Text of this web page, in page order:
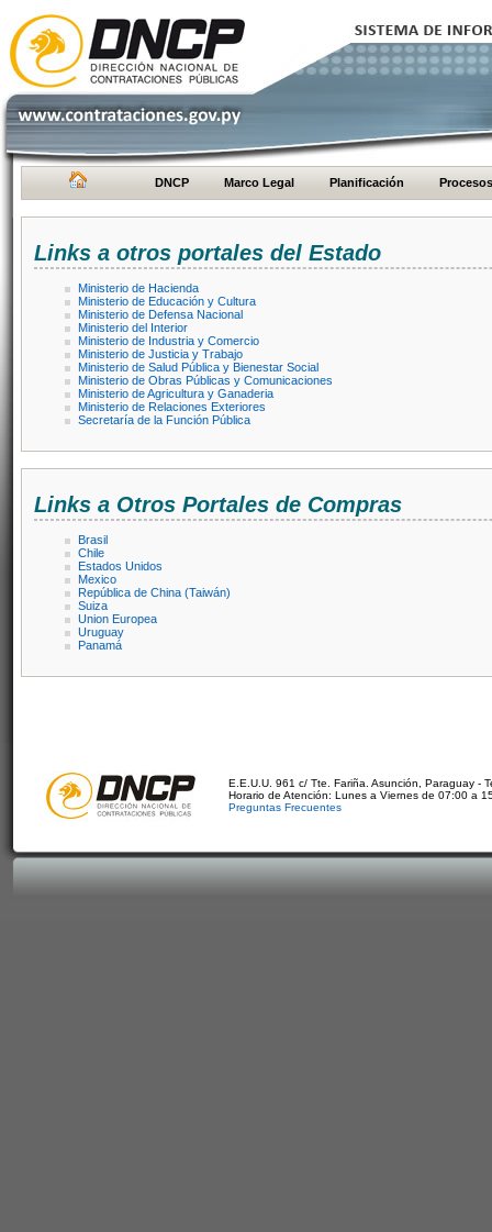
DNCP Marco Legal Planificación Procesos
Links a otros portales del Estado
Ministerio de Hacienda
Ministerio de Educación y Cultura
Ministerio de Defensa Nacional
Ministerio del Interior
Ministerio de Industria y Comercio
Ministerio de Justicia y Trabajo
Ministerio de Salud Pública y Bienestar Social
Ministerio de Obras Públicas y Comunicaciones
Ministerio de Agricultura y Ganaderia
Ministerio de Relaciones Exteriores
Secretaría de la Función Pública
Links a Otros Portales de Compras
Brasil
Chile
Estados Unidos
Mexico
República de China (Taiwán)
Suiza
Union Europea
Uruguay
Panamá
E.E.U.U. 961 c/ Tte. Fariña. Asunción, Paraguay -
Horario de Atención: Lunes a Viernes de 07:00 a
Preguntas Frecuentes